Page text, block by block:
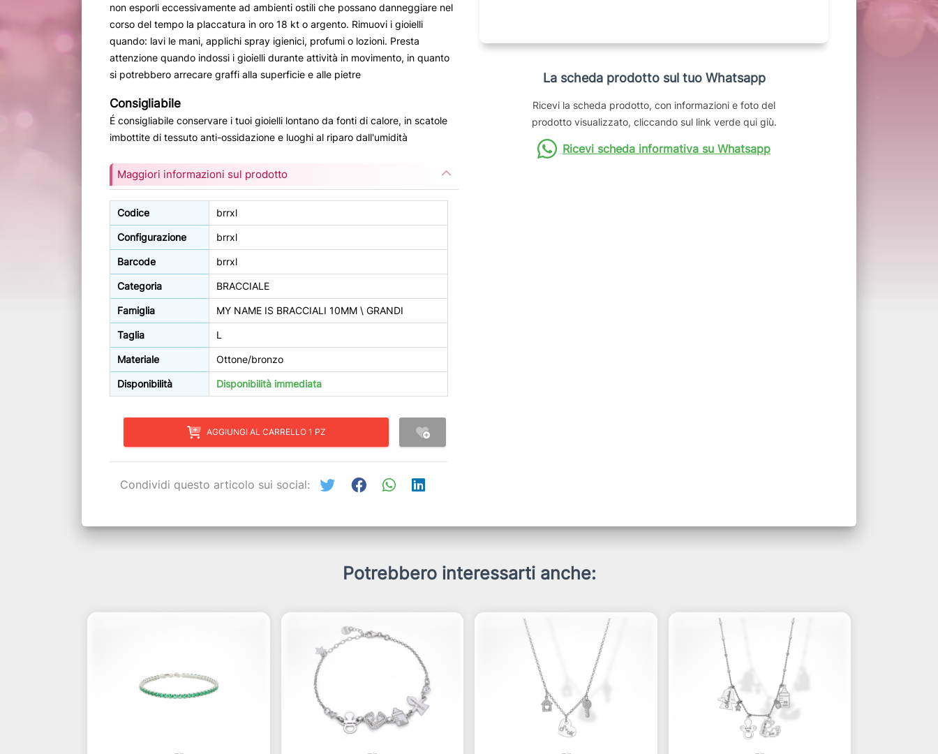
non esporli eccessivamente ad ambienti ostili che possano danneggiare nel
corso del tempo la placcatura in oro 18 kt o argento. Rimuovi i gioielli
quando: lavi le mani, applichi spray igienici, profumi o lozioni. Presta
attenzione quando indossi i gioielli durante attività in movimento, in quanto
si potrebbero arrecare graffi alla superficie e alle pietre
Consigliabile
É consigliabile conservare i tuoi gioielli lontano da fonti di calore, in scatole
imbottite di tessuto anti-ossidazione e luoghi al riparo dall'umidità
Maggiori informazioni sul prodotto
Codice brrxl
Configurazione brrxl
Barcode brrxl
Categoria BRACCIALE
Famiglia MY NAME IS BRACCIALI 10MM \ GRANDI
Taglia L
Materiale Ottone/bronzo
Disponibilità Disponibilità immediata
AGGIUNGI AL CARRELLO 1 PZ
Condividi questo articolo sui social:
La scheda prodotto sul tuo Whatsapp
Ricevi la scheda prodotto, con informazioni e foto del
prodotto visualizzato, cliccando sul link verde qui giù.
Ricevi scheda informativa su Whatsapp
Potrebbero interessarti anche: